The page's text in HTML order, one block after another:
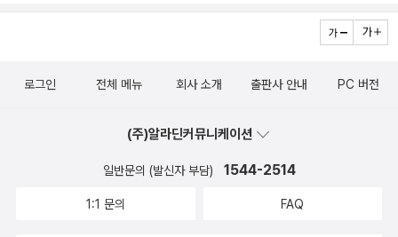
럼 해내는 아꿍을 눈여겨본 주인아저씨는 아꿍에게 주방일을 가르치
기 시작했는데아꿍은 얼마 되지 앟아 쫄깃한 면발을 멋들어지게 뽑아
맡아 하게 되었고요어느날 아꿍은 고생만 해 오신 부모님을 고향에
쁜 아꿍 대신 동생이 부모님을 모시고 배를 타고 산둥으로 갔다고 해
요​​ 그런데 두 나라 사이가 안 좋아지면서, 갑자기 한국과 중국을 오가
면발을 뽑아내는 장면인데요. 면발 위로 아꿍의 일과를 보듯 재미있
되었어요. 그런데 동생이 부모님을 모시고 산둥에 갔다가 두 나라의
사이가 안 좋아져 부모님과 동생은 다시 돌아오지 못했어요.아꿍은
로그인 전체 메뉴 회사 소개 출판사 안내 PC 버전
(주)알라딘커뮤니케이션
일반문의 (발신자 부담) 1544-2514
1:1 문의 FAQ